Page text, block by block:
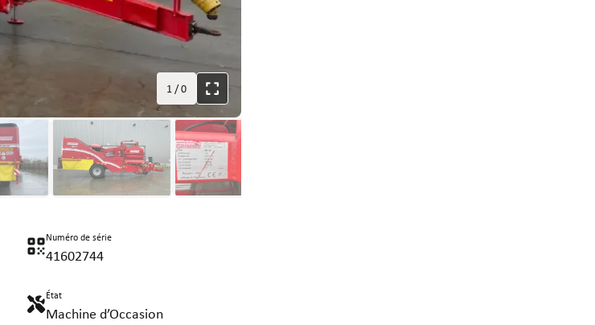
1/0
Numéro de série
41602744
État
Machine d’Occasion